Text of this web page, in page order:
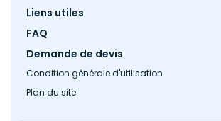
Liens utiles
FAQ
Demande de devis
Condition générale d'utilisation
Plan du site